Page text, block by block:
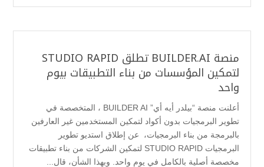
منصة BUILDER.AI تطلق STUDIO RAPID
لتمكين المؤسسات من بناء التطبيقات بيوم
واحد
أعلنت منصة “بيلدر أيه أي” BUILDER AI ، المتخصصة في
تطوير البرمجيات بدون أكواد لتمكين المستخدمين غير العارفين
بالبرمجة من بناء البرمجيات، عن إطلاق استديو تطوير
البرمجيات STUDIO RAPID لتمكين الشركات من بناء تطبيقات
مخصصة أصلية بالكامل في يوم واحد. وبهذا الشأن، قال...